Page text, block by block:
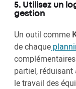
5. Utilisez un
gestion
Un outil comme
de chaque
partiel,
le travail des